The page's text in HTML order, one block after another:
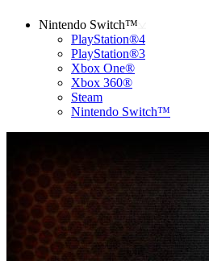
Nintendo Switch™
PlayStation®4
PlayStation®3
Xbox One®
Xbox 360®
Steam
Nintendo Switch™